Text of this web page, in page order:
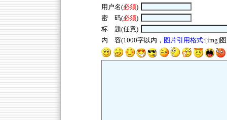
用户名(必须)
密 码(必须)
标 题(任意)
内 容(1000字以内， 图片引用格式:[img]